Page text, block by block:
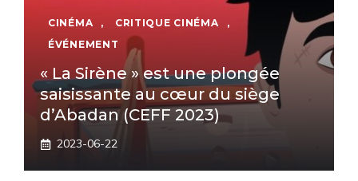
CINÉMA , CRITIQUE CINÉMA
,
ÉVÉNEMENT
« La Sirène » est une plongée
saisissante au cœur du siège
d’Abadan (CEFF 2023)
2023-06-22